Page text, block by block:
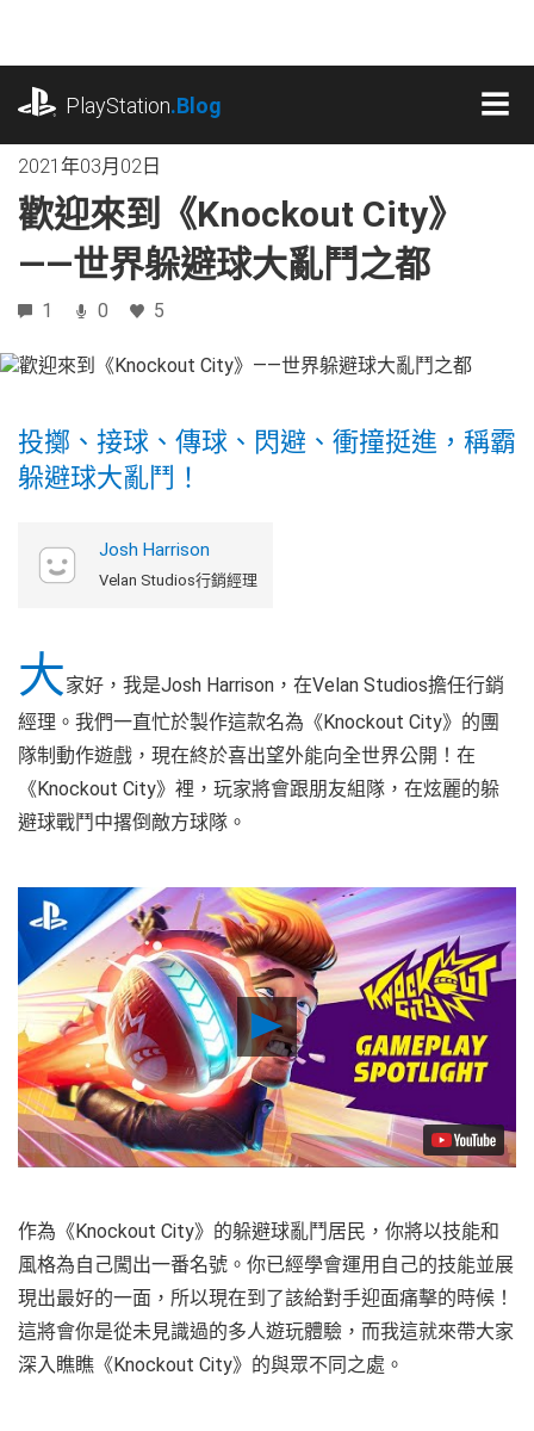
內
PlayStation.Blog
2021年03月02日
歡迎來到《Knockout City》
——世界躲避球大亂鬥之都
1 0 5
投擲、接球、傳球、閃避、衝撞挺進，稱霸
躲避球大亂鬥！
Josh Harrison
Velan Studios行銷經理
大家好，我是Josh Harrison，在Velan Studios擔任行銷
經理。我們一直忙於製作這款名為《Knockout City》的團
隊制動作遊戲，現在終於喜出望外能向全世界公開！在
《Knockout City》裡，玩家將會跟朋友組隊，在炫麗的躲
避球戰鬥中撂倒敵方球隊。
Play
Video
作為《Knockout City》的躲避球亂鬥居民，你將以技能和
風格為自己闖出一番名號。你已經學會運用自己的技能並展
現出最好的一面，所以現在到了該給對手迎面痛擊的時候！
這將會你是從未見識過的多人遊玩體驗，而我這就來帶大家
深入瞧瞧《Knockout City》的與眾不同之處。